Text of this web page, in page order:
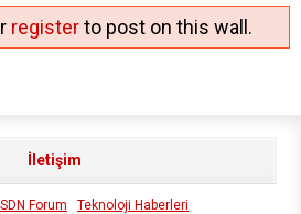
registerto post on this wall.
İletişim
SDN Forum Teknoloji Haberleri